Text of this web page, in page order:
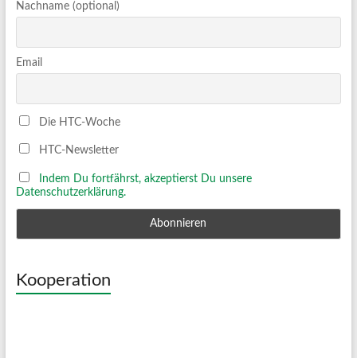
Nachname (optional)
Email
Die HTC-Woche
HTC-Newsletter
Indem Du fortfährst, akzeptierst Du unsere
Datenschutzerklärung.
Kooperation